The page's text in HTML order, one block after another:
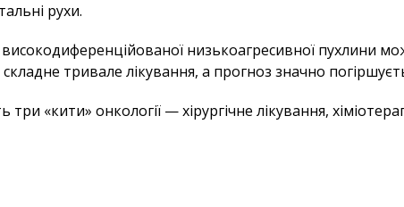
рухи.
низькоагресивної пухлини
тривале лікування, а прогноз значно
«кити» онкології — хірургічне лікування,